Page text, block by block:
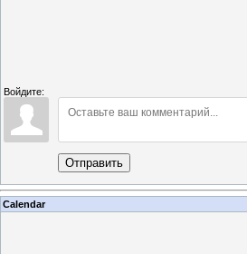
Войдите:
Отправить
Calendar